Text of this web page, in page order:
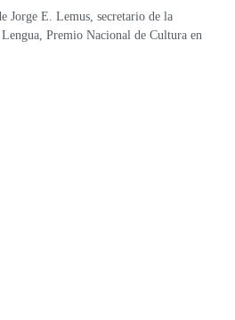
Jorge E. Lemus, secretario de la
Premio Nacional de Cultura en